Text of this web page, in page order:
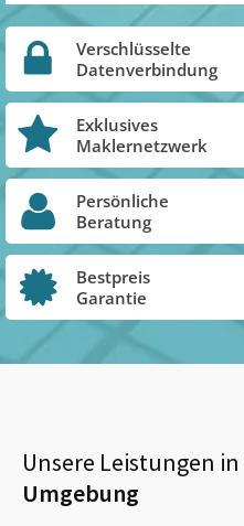
Verschlüsselte
Datenverbindung
Exklusives
Maklernetzwerk
Persönliche
Beratung
Bestpreis
Garantie
Unsere Leistungen in
Umgebung